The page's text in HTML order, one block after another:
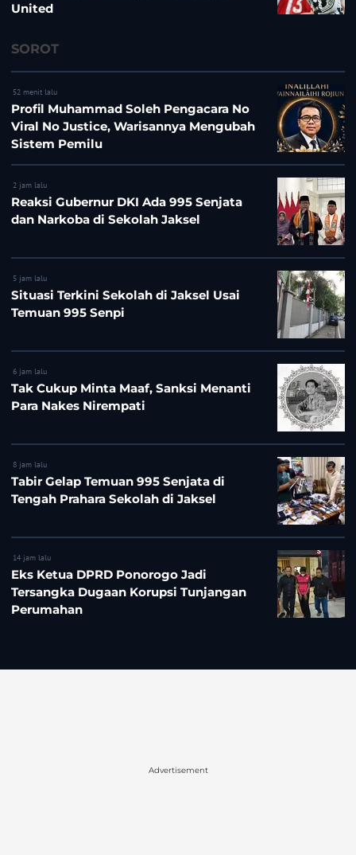
United
SOROT
52 menit lalu
Profil Muhammad Soleh Pengacara No
Viral No Justice, Warisannya Mengubah
Sistem Pemilu
2 jam lalu
Reaksi Gubernur DKI Ada 995 Senjata
dan Narkoba di Sekolah Jaksel
5 jam lalu
Situasi Terkini Sekolah di Jaksel Usai
Temuan 995 Senpi
6 jam lalu
Tak Cukup Minta Maaf, Sanksi Menanti
Para Nakes Nirempati
8 jam lalu
Tabir Gelap Temuan 995 Senjata di
Tengah Prahara Sekolah di Jaksel
14 jam lalu
Eks Ketua DPRD Ponorogo Jadi
Tersangka Dugaan Korupsi Tunjangan
Perumahan
Advertisement